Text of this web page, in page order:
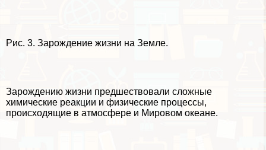
Рис. 3. Зарождение жизни на Земле.
Зарождению жизни предшествовали сложные
химические реакции и физические процессы,
происходящие в атмосфере и Мировом океане.